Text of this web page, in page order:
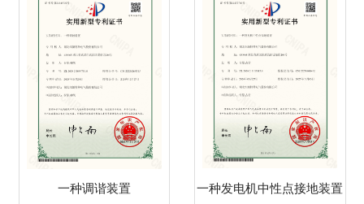
一种调谐装置 一种发电机中性点接地装置